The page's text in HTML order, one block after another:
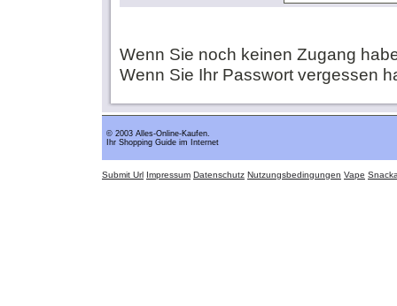
Wenn Sie noch keinen Zugang
Wenn Sie Ihr Passwort vergessen
© 2003 Alles-Online-Kaufen.
Ihr Shopping Guide im Internet
Submit Url Impressum Datenschutz Nutzungsbedingungen Vape